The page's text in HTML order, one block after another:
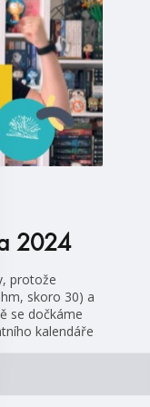
2024
protože
skoro 30) a
se dočkáme
kalendáře